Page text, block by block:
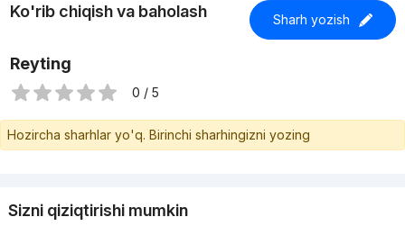
Ko'rib chiqish va baholash Sharh yozish
Reyting
0 / 5
Hozircha sharhlar yo'q. Birinchi sharhingizni yozing
Sizni qiziqtirishi mumkin